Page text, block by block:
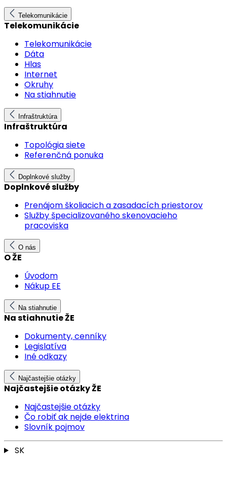
Telekomunikácie
Telekomunikácie
Telekomunikácie
Dáta
Hlas
Internet
Okruhy
Na stiahnutie
Infraštruktúra
Infraštruktúra
Topológia siete
Referenčná ponuka
Doplnkové služby
Doplnkové služby
Prenájom školiacich a zasadacích priestorov
Služby špecializovaného skenovacieho
pracoviska
O nás
O ŽE
Úvodom
Nákup EE
Na stiahnutie
Na stiahnutie ŽE
Dokumenty, cenníky
Legislatíva
Iné odkazy
Najčastejšie otázky
Najčastejšie otázky ŽE
Najčastejšie otázky
Čo robiť ak nejde elektrina
Slovník pojmov
SK